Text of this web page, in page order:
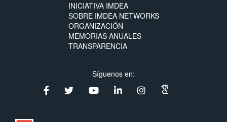
INICIATIVA IMDEA
SOBRE IMDEA NETWORKS
ORGANIZACIÓN
MEMORIAS ANUALES
TRANSPARENCIA
Síguenos en: